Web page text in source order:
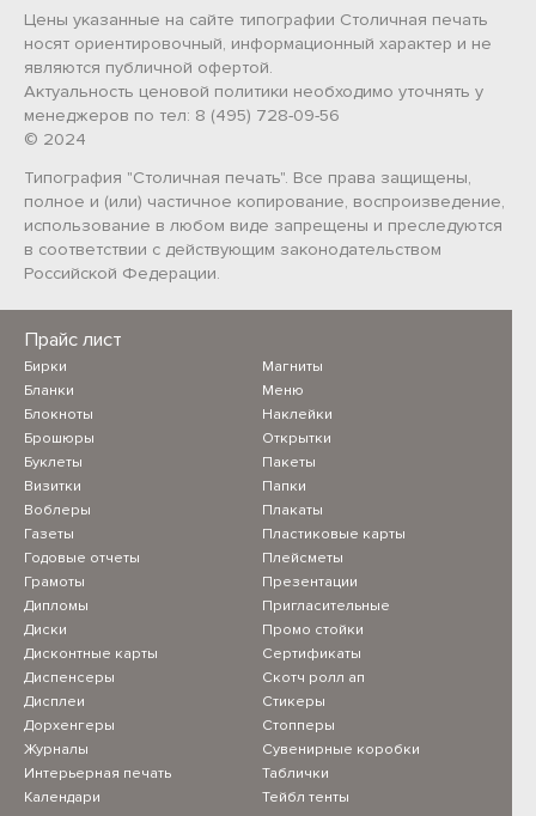
1
2
3
4
5
Акции и скидки
Прайс лист
Бирки
Бланки
Блокноты
Брошюры
Буклеты
Визитки
Воблеры
Газеты
Годовые отчеты
Грамоты
Дипломы
Диски
Дисконтные карты
Диспенсеры
Дисплеи
Дорхенгеры
Журналы
Интерьерная печать
Календари
Магниты
Меню
Наклейки
Открытки
Пакеты
Папки
Плакаты
Пластиковые карты
Плейсметы
Презентации
Пригласительные
Промо стойки
Сертификаты
Скотч ролл ап
Стикеры
Стопперы
Сувенирные коробки
Таблички
Тейбл тенты
Цены указанные на сайте типографии Столичная печать
носят ориентировочный, информационный характер и не
являются публичной офертой.
Актуальность ценовой политики необходимо уточнять у
менеджеров по тел: 8 (495) 728-09-56
© 2024
Типография "Столичная печать". Все права защищены,
полное и (или) частичное копирование, воспроизведение,
использование в любом виде запрещены и преследуются
в соответствии с действующим законодательством
Российской Федерации.